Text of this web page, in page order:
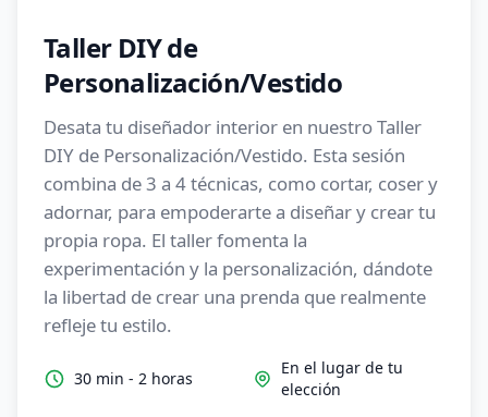
Taller DIY de
Personalización/Vestido
Desata tu diseñador interior en nuestro Taller
DIY de Personalización/Vestido. Esta sesión
combina de 3 a 4 técnicas, como cortar, coser y
adornar, para empoderarte a diseñar y crear tu
propia ropa. El taller fomenta la
experimentación y la personalización, dándote
la libertad de crear una prenda que realmente
refleje tu estilo.
30 min - 2 horas
En el lugar de tu
elección